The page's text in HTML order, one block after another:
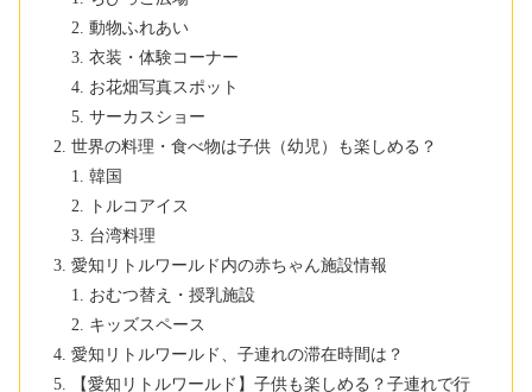
動物ふれあい
衣装・体験コーナー
お花畑写真スポット
サーカスショー
世界の料理・食べ物は子供（幼児）も楽しめる？
韓国
トルコアイス
台湾料理
愛知リトルワールド内の赤ちゃん施設情報
おむつ替え・授乳施設
キッズスペース
愛知リトルワールド、子連れの滞在時間は？
【愛知リトルワールド】子供も楽しめる？子連れで行